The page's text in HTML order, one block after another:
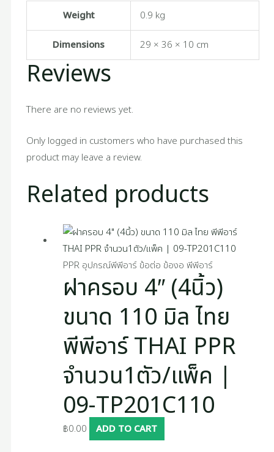
Weight
0.9 kg
Dimensions 29 × 36 × 10 cm
Reviews
There are no reviews yet.
Only logged in customers who have purchased this
product may leave a review.
Related products
PPR อุปกรณ์พีพีอาร์ ข้อต่อ ข้องอ พีพีอาร์
ฝาครอบ 4″ (4นิ้ว)
ขนาด 110 มิล ไทย
พีพีอาร์ THAI PPR
จำนวน1ตัว/แพ็ค |
09-TP201C110
฿0.00 ADD TO CART